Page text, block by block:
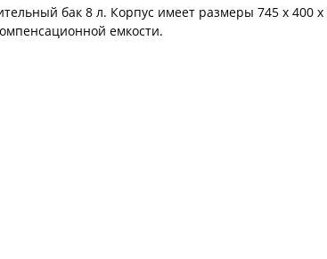
бак 8 л. Корпус имеет размеры 745 x 400
емкости.